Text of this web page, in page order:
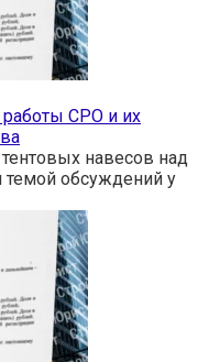
работы СРО и их
навесов над
темой обсуждений у